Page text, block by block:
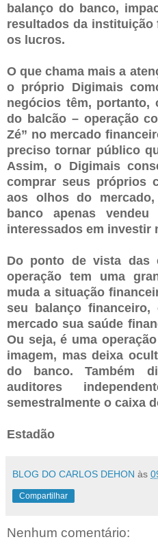
balanço do banco,
resultados da
os lucros.
O que chama mais a
o próprio Digimais
negócios têm,
do balcão – operação
Zé” no mercado
preciso tornar público
Assim, o Digimais
comprar seus próprios
aos olhos do
banco apenas
interessados em investir
Do ponto de vista das
operação tem uma
muda a situação
seu balanço
mercado sua saúde
Ou seja, é uma
imagem, mas deixa
do banco. Também
auditores
semestralmente o caixa
Estadão
BLOG DO CARLOS DEHON às
Compartilhar
Nenhum comentário: